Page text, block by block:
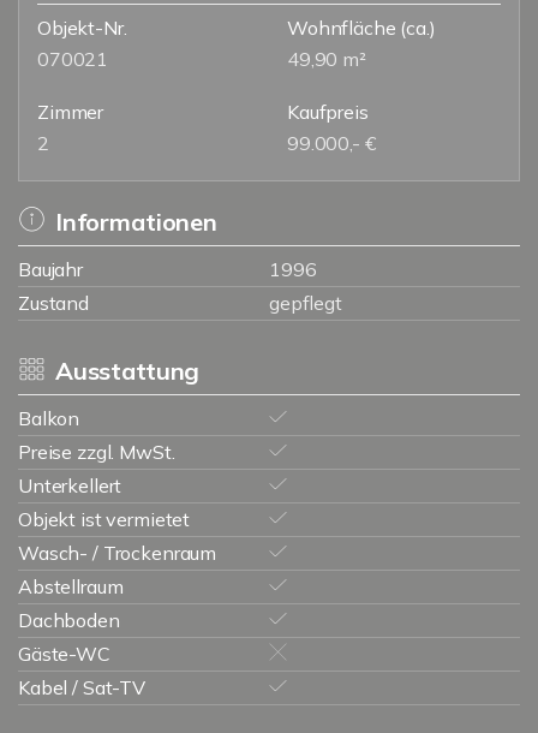
Objekt-Nr.
070021
Wohnfläche (ca.)
49,90 m²
Zimmer
2
Kaufpreis
99.000,- €
Informationen
Baujahr
1996
Zustand
gepflegt
Ausstattung
Balkon
Preise zzgl. MwSt.
Unterkellert
Objekt ist vermietet
Wasch- / Trockenraum
Abstellraum
Dachboden
Gäste-WC
Kabel / Sat-TV